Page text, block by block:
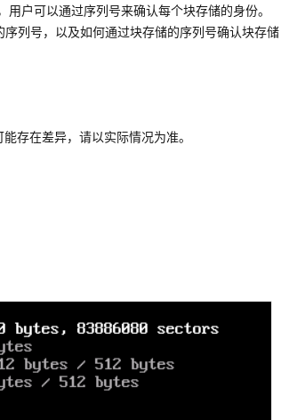
户可以通过序列号来确认每个块存储的身份。
列号，以及如何通过块存储的序列号确认块存储
存在差异，请以实际情况为准。